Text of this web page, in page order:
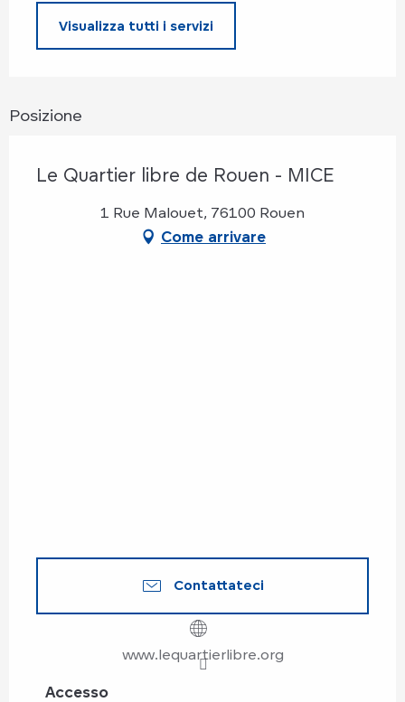
Visualizza tutti i servizi
Posizione
Le Quartier libre de Rouen - MICE
1 Rue Malouet, 76100 Rouen
Come arrivare
Contattateci
www.lequartierlibre.org
Accesso
Accesso